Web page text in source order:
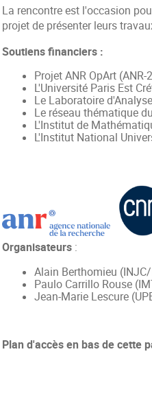
La rencontre est l'occasion
projet de présenter leurs
Soutiens financiers :
Projet ANR OpArt (ANR-
L'Université Paris Est
Le Laboratoire
Le réseau thématique
L'Institut de
L'Institut National
Organisateurs :
Alain Berthomieu
Paulo Carrillo Rouse
Jean-Marie Lescure
Plan d'accès en bas de cette